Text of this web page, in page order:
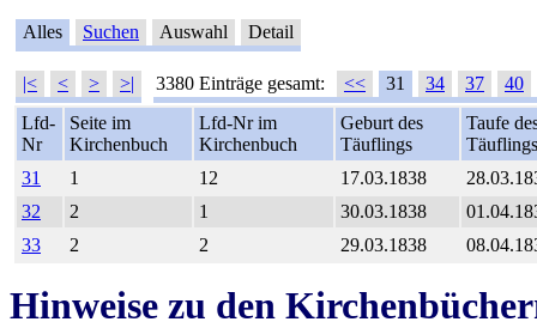
Alles Suchen Auswahl Detail
|< < > >| 3380 Einträge gesamt: << 31 34 37
40
Lfd-
Nr
Seite im
Kirchenbuch
Lfd-Nr im
Kirchenbuch
Geburt des
Täuflings
Taufe
Täuflings
31
1 12 17.03.1838
32
2 1 30.03.1838
33
2 2 29.03.1838
Hinweise zu den